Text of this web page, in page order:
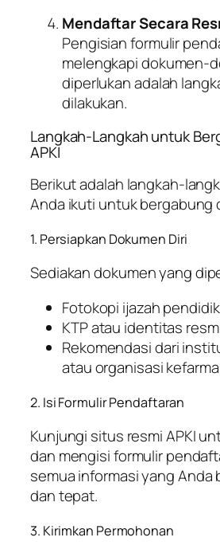
Mendaftar Secara
Pengisian formulir
melengkapi dokumen-
diperlukan adalah
dilakukan.
Langkah-Langkah untuk
APKI
Berikut adalah langkah-
Anda ikuti untuk bergabung
1. Persiapkan Dokumen Diri
Sediakan dokumen yang
Fotokopi ijazah
KTP atau identitas
Rekomendasi dari
atau organisasi
2. Isi Formulir Pendaftaran
Kunjungi situs resmi APKI
dan mengisi formulir
semua informasi yang Anda
dan tepat.
3. Kirimkan Permohonan